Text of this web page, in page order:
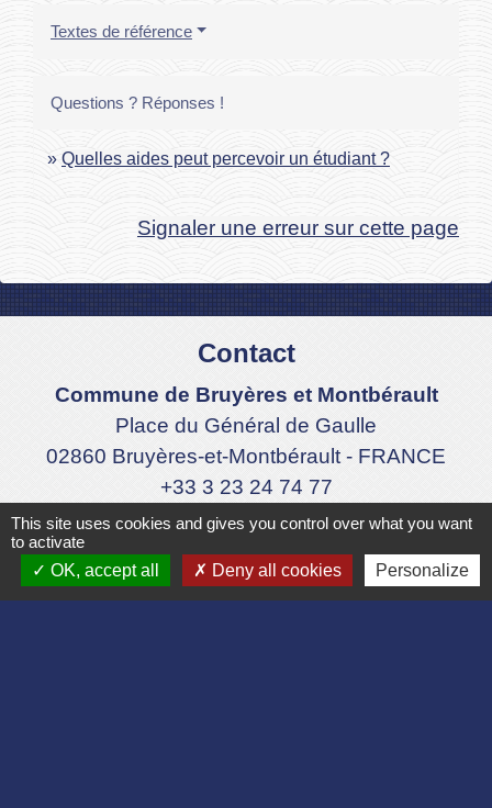
Textes de référence
Questions ? Réponses !
Quelles aides peut percevoir un étudiant ?
Signaler une erreur sur cette page
Contact
Commune de Bruyères et Montbérault
Place du Général de Gaulle
02860 Bruyères-et-Montbérault - FRANCE
+33 3 23 24 74 77
Formulaire de contact
This site uses cookies and gives you control over what you want
to activate
OK, accept all
Deny all cookies Personalize